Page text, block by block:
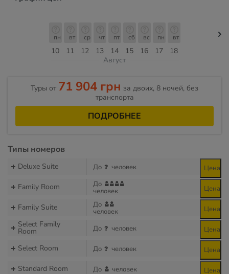
10
пн
11
вт
12
ср
13
чт
14
пт
15
сб
16
вс
17
пн
18
вт
Август
Туры от 71 904 грн за двоих, 8 ночей, без
транспорта
ПОДРОБНЕЕ
Типы номеров
Deluxe Suite До человек Цена
Family Room До
человек Цена
Family Suite До
человек Цена
Select Family
Room До человек Цена
Select Room До человек Цена
Standard Room До человек Цена